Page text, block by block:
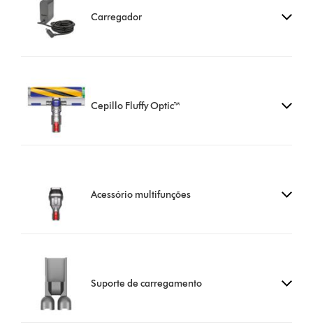
Carregador
Cepillo Fluffy Optic™
Acessório multifunções
Suporte de carregamento